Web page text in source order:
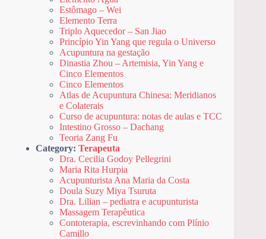
Estômago – Wei
Elemento Terra
Triplo Aquecedor – San Jiao
Princípio Yin Yang que regula o Universo
Acupuntura na gestação
Dinastia Zhou – Artemisia, Yin Yang e
Cinco Elementos
Cinco Elementos
Atlas de Acupuntura Chinesa: Meridianos
e Colaterais
Curso de acupuntura: notas de aulas e TCC
Intestino Grosso – Dachang
Teoria Zang Fu
Category: Terapeuta
Dra. Cecilia Godoy Pellegrini
Maria Rita Hurpia
Acupunturista Ana Maria da Costa
Doula Suzy Miya Tsuruta
Dra. Lilian – pediatra e acupunturista
Massagem Terapêutica
Contoterapia, escrevinhando com Plínio
Camillo